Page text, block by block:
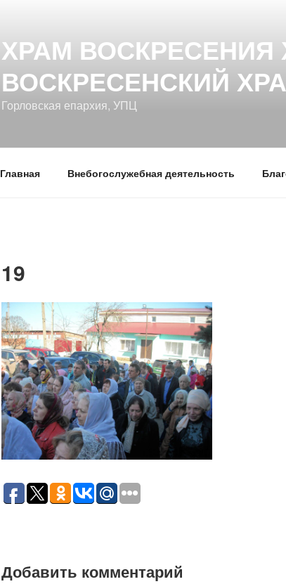
ХРАМ ВОСКРЕСЕНИЯ
ВОСКРЕСЕНСКИЙ
Горловская епархия, УПЦ
Главная Внебогослужебная деятельность
19
Добавить комментарий